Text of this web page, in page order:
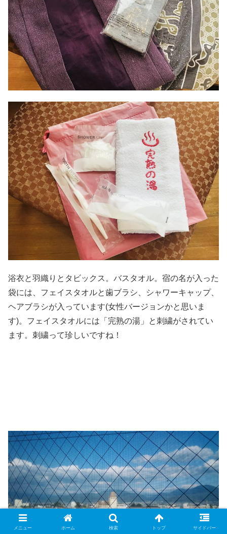
浴衣と羽織りとタビックス。バスタオル。宿の名が入った
袋には、フェイスタオルと歯ブラシ、シャワーキャップ、
ヘアブラシが入っています(女性バージョンかと思いま
す)。フェイスタオルには「完熟の湯」と刺繍がされてい
ます。刺繍って珍しいですね！
メニュー ホーム 検索 トップ サイドバー